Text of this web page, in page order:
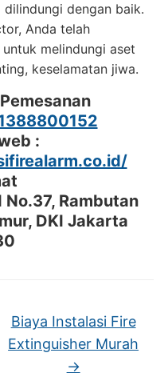
dengan baik.
Anda telah
melindungi aset
keselamatan jiwa.
:
Rambutan
DKI Jakarta
Biaya Instalasi Fire
Extinguisher Murah
→